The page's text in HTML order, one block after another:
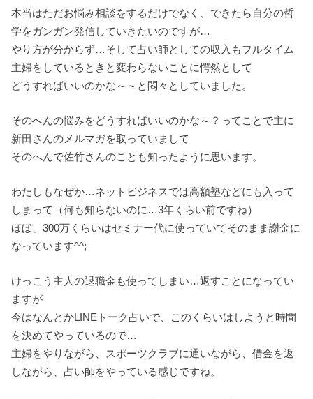
本当はただお悩み相談をするだけでなく、できたら自分の哲
学をガンガン発信していきたいのですが…
やり方が分からず…そして占い師としての収入もフルタイム
主婦をしているときと変わらないことに愕然として
どうすればいいのかな～～と悶々としていました。
そのへんの悩みをどうすればいいのかな～？ってことで主に
新田さんのメルマガを取っていまして
そのへんで佐竹さんのことも知ったように思います。
わたしもなぜか…ネットビジネスでは高額塾などにも入って
しまって（何も知らないのに…3年くらい前ですね）
ほぼ、300万くらいはセミナー代に使っていてそのまま謝金に
なっています^^;
けっこう主人の退職金も使ってしまい…返すことになってい
ますが
今はなんとかLINEトーク占いで、このくらいはしようと時間
を決めてやっているので…
主婦をやりながら、スポーツクラブに通いながら、借金を返
しながら、占い師をやっている感じですね。